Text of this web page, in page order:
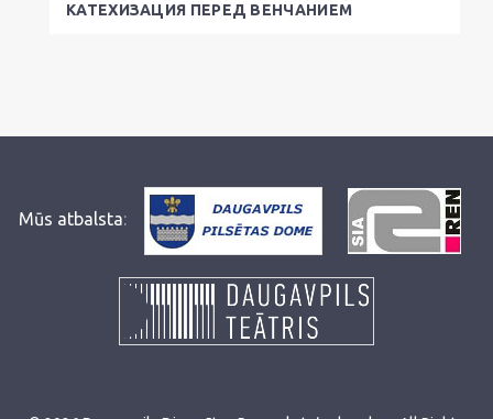
КАТЕХИЗАЦИЯ ПЕРЕД ВЕНЧАНИЕМ
Mūs atbalsta: